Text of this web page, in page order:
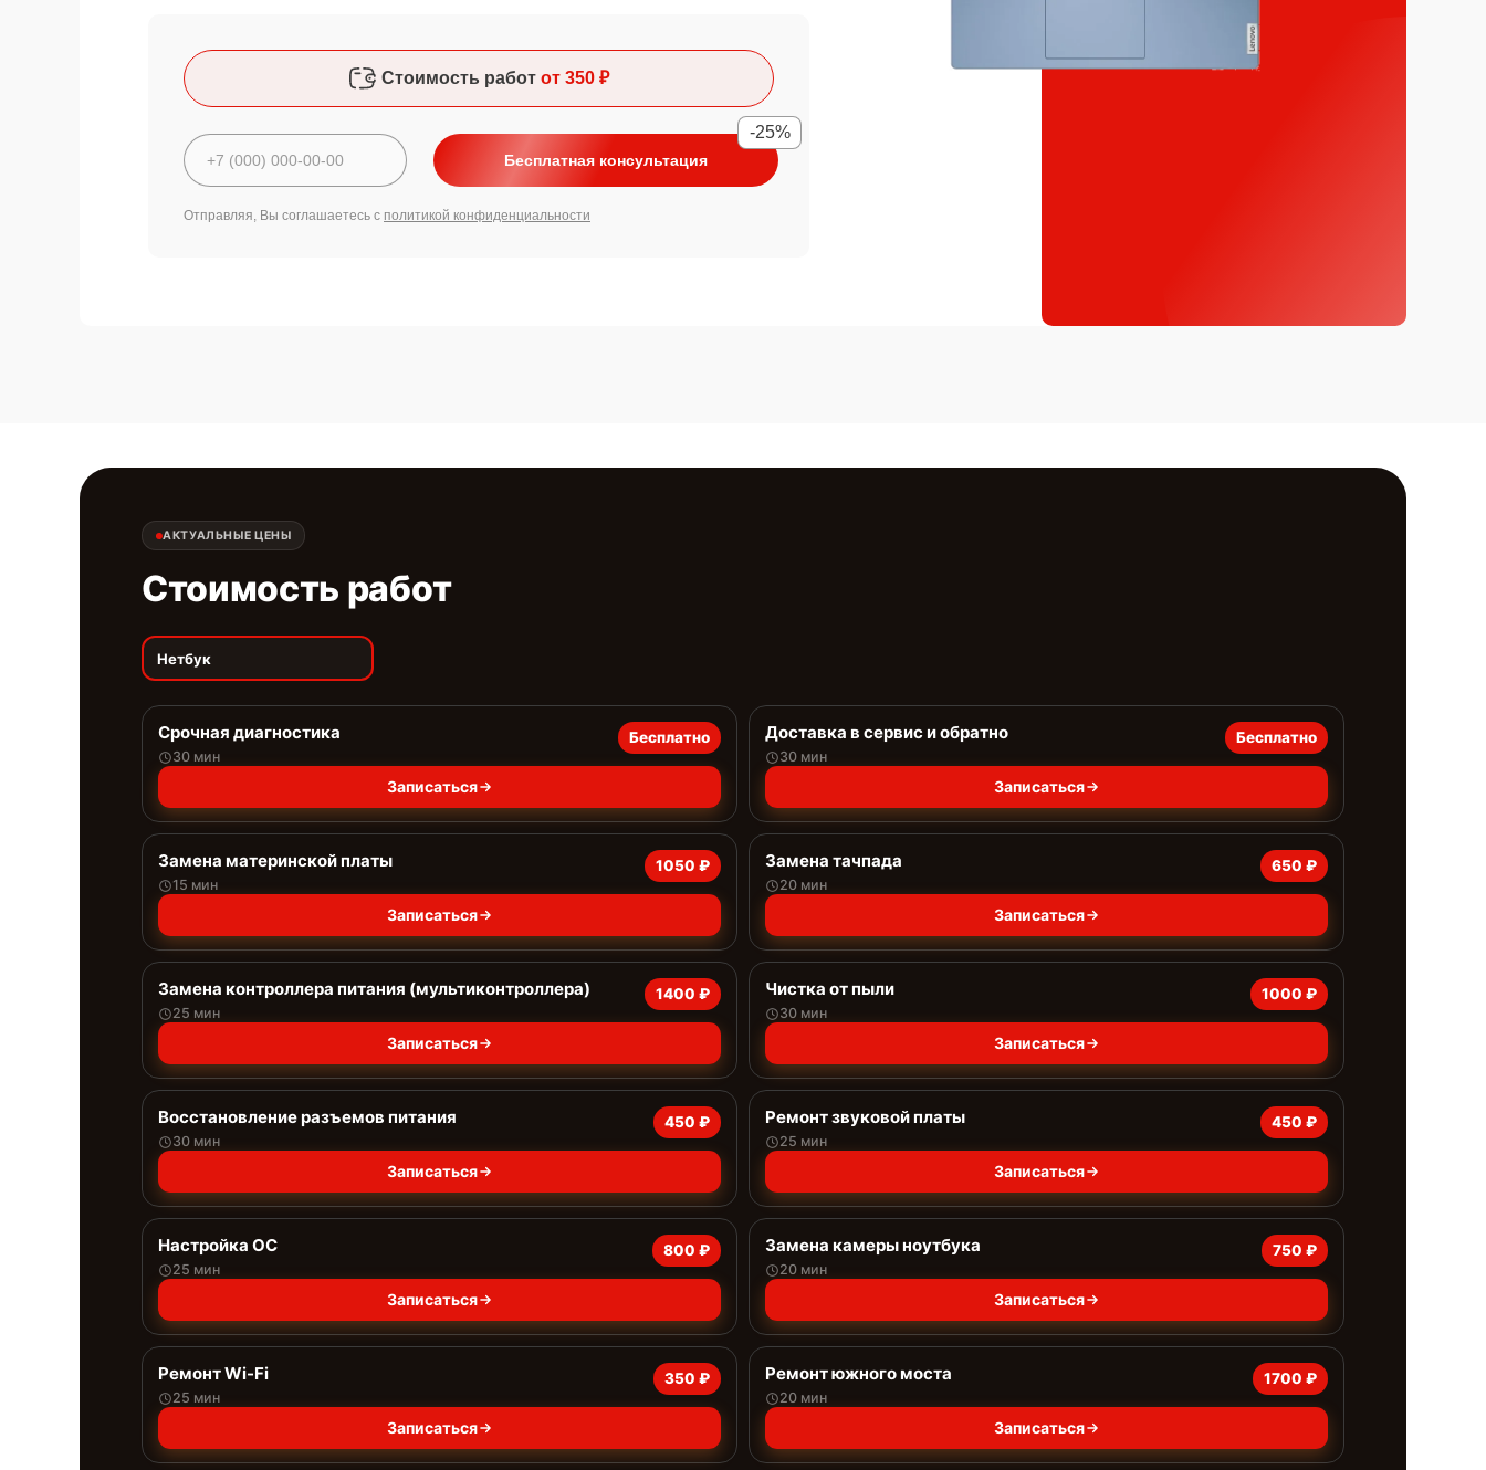
Стоимость работ от 350 ₽
Бесплатная консультация
-25%
Отправляя, Вы соглашаетесь с политикой конфиденциальности
АКТУАЛЬНЫЕ ЦЕНЫ
Стоимость работ
Нетбук
Срочная диагностика
30 мин
Бесплатно
Записаться
Доставка в сервис и обратно
30 мин
Бесплатно
Записаться
Замена материнской платы
15 мин
1050 ₽
Записаться
Замена тачпада
20 мин
650 ₽
Записаться
Замена контроллера питания (мультиконтроллера)
25 мин
1400 ₽
Записаться
Чистка от пыли
30 мин
1000 ₽
Записаться
Восстановление разъемов питания
30 мин
450 ₽
Записаться
Ремонт звуковой платы
25 мин
450 ₽
Записаться
Настройка ОС
25 мин
800 ₽
Записаться
Замена камеры ноутбука
20 мин
750 ₽
Записаться
Ремонт Wi-Fi
25 мин
350 ₽
Записаться
Ремонт южного моста
20 мин
1700 ₽
Записаться